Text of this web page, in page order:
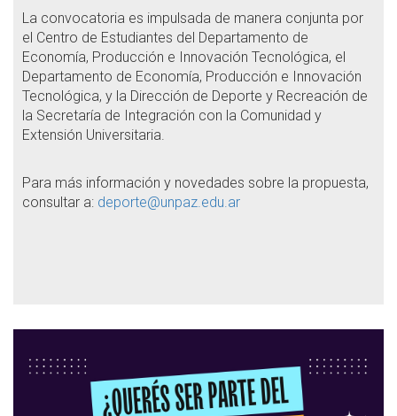
La convocatoria es impulsada de manera conjunta por
el Centro de Estudiantes del Departamento de
Economía, Producción e Innovación Tecnológica, el
Departamento de Economía, Producción e Innovación
Tecnológica, y la Dirección de Deporte y Recreación de
la Secretaría de Integración con la Comunidad y
Extensión Universitaria.
Para más información y novedades sobre la propuesta,
consultar a: deporte@unpaz.edu.ar